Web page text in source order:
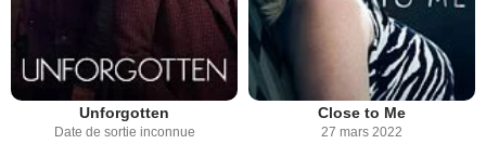
Unforgotten
Date de sortie inconnue
Close to Me
27 mars 2022